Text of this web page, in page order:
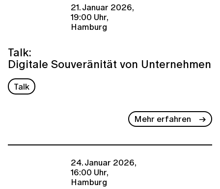
21. Januar 2026,
19:00 Uhr,
Hamburg
Talk:
Digitale Souveränität von Unternehmen
Talk
Mehr erfahren
24. Januar 2026,
16:00 Uhr,
Hamburg